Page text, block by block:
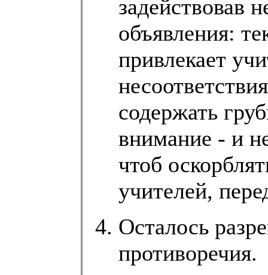
задействовав
объявления:
привлекает
содержать
внимание - и
чтоб
учителей,
Осталось
противоречия.